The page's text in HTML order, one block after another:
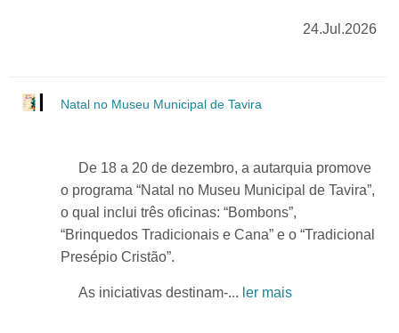
24.Jul.2026
Natal no Museu Municipal de Tavira
De 18 a 20 de dezembro, a autarquia promove
o programa “Natal no Museu Municipal de Tavira”,
o qual inclui três oficinas: “Bombons”,
“Brinquedos Tradicionais e Cana” e o “Tradicional
Presépio Cristão”.
As iniciativas destinam-... ler mais